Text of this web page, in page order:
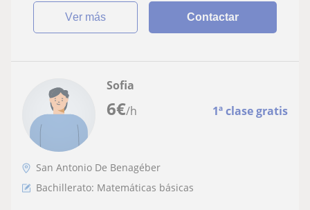
ver más Contactar
6€/h 1ª clase gratis
Sofia
San Antonio De Benagéber
Bachillerato: Matemáticas básicas